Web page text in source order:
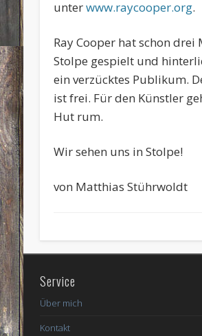
unterwww.raycooper.org.
Ray Cooper hat schon drei
Stolpe gespielt und
ein verzücktes Publikum.
ist frei. Für den Künstler
Hut rum.
Wir sehen uns in Stolpe!
von Matthias Stührwoldt
Service
Über mich
Kontakt